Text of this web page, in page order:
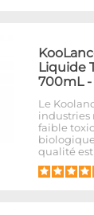
Liquide
700mL -
Le
industries
faible
qualité